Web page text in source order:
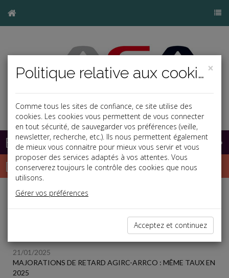
Base documentaire
Dépêches
Liste des dernières dépêches
21/01/2025
MAJORATIONS DE RETARD AGIRC-ARRCO : MÊME TAUX EN
2025
×
Politique relative aux cookies
Comme tous les sites de confiance, ce site utilise des
cookies. Les cookies vous permettent de vous connecter
en tout sécurité, de sauvegarder vos préférences (veille,
newsletter, recherche, etc.). Ils nous permettent également
de mieux vous connaitre pour mieux vous servir et vous
proposer des services adaptés à vos attentes. Vous
conserverez toujours le contrôle des cookies que nous
utilisons.
Gérer vos préférences
Acceptez et continuez